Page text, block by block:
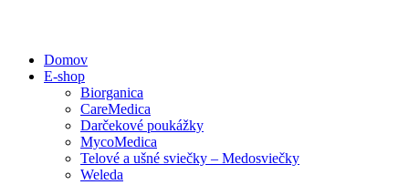
Domov
E-shop
Biorganica
CareMedica
Darčekové poukážky
MycoMedica
Telové a ušné sviečky – Medosviečky
Weleda